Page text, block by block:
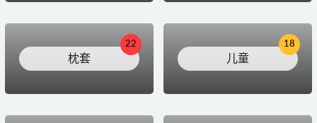
枕套
22
儿童
18